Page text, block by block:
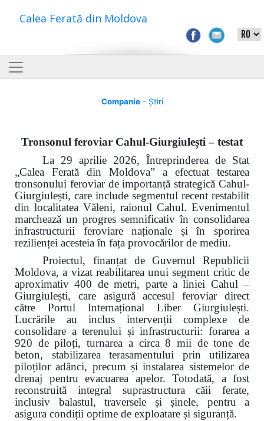
Calea Ferată din Moldova
Companie- Știri
Tronsonul feroviar Cahul-Giurgiulești – testat
La 29 aprilie 2026, Întreprinderea de Stat
„Calea Ferată din Moldova” a efectuat testarea
tronsonului feroviar de importanță strategică Cahul-
Giurgiulești, care include segmentul recent restabilit
din localitatea Văleni, raionul Cahul. Evenimentul
marchează un progres semnificativ în consolidarea
infrastructurii feroviare naționale și în sporirea
rezilienței acesteia în fața provocărilor de mediu.
Proiectul, finanțat de Guvernul Republicii
Moldova, a vizat reabilitarea unui segment critic de
aproximativ 400 de metri, parte a liniei Cahul –
Giurgiulești, care asigură accesul feroviar direct
către Portul Internațional Liber Giurgiulești.
Lucrările au inclus intervenții complexe de
consolidare a terenului și infrastructurii: forarea a
920 de piloți, turnarea a circa 8 mii de tone de
beton, stabilizarea terasamentului prin utilizarea
piloților adânci, precum și instalarea sistemelor de
drenaj pentru evacuarea apelor. Totodată, a fost
reconstruită integral suprastructura căii ferate,
inclusiv balastul, traversele și șinele, pentru a
asigura condiții optime de exploatare și siguranță.